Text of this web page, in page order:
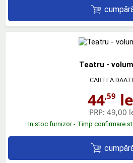
Teatru -
CARTEA
44,59
PRP: 49,00
In stoc furnizor - Timp confirmare